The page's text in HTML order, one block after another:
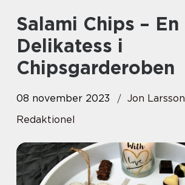
Salami Chips – En
Delikatess i
Chipsgarderoben
08 november 2023
Jon Larsson
Redaktionel